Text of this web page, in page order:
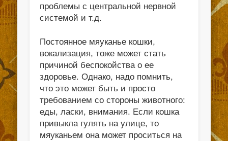
проблемы с центральной нервной
системой и т.д.
Постоянное мяуканье кошки,
вокализация, тоже может стать
причиной беспокойства о ее
здоровье. Однако, надо помнить,
что это может быть и просто
требованием со стороны животного:
еды, ласки, внимания. Если кошка
привыкла гулять на улице, то
мяуканьем она может проситься на